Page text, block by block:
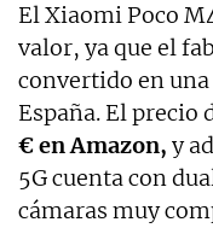
ElXiaomi Poco
valor, ya que el
convertido en
España. El precio
€ en Amazon, y
5G cuenta con
cámaras muy